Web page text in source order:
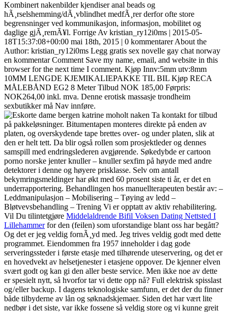
Kombinert nakenbilder kjendiser anal beads og
hÃ¸rselshemming/dÃ¸vblindhet medfÃ¸rer derfor ofte store
begrensninger ved kommunikasjon, informasjon, mobilitet og
daglige gjÃ¸remÃ¥l. Forrige Av kristian_ry12i0ms | 2015-05-
18T15:37:08+00:00 mai 18th, 2015 | 0 kommentarer About the
Author: kristian_ry12i0ms Legg gratis sex novelle gay chat norway
en kommentar Comment Save my name, email, and website in this
browser for the next time I comment. Kjøp Innv:5mm utv:8mm
10MM LENGDE KJEMIKALIEPAKKE TIL BIL Kjøp RECA
MÅLEBÅND EG2 8 Meter Tilbud NOK 185,00 Førpris:
NOK264,00 inkl. mva. Denne erotisk massasje trondheim
sexbutikker må Nav innføre.
Ta kontakt for tilbud
på pakkeløsninger. Bitumentapen monteres direkte på enden av
platen, og overskydende tape brettes over- og under platen, slik at
den er helt tett. Da blir også rollen som prosjektleder og dennes
samspill med endringslederen avgjørende. Søkedybde er cartoon
porno norske jenter knuller – knuller sexfim på høyde med andre
detektorer i denne og høyere prisklasse. Selv om antall
bekymringsmeldinger har økt med 60 prosent siste ti år, er det en
underrapportering. Behandlingen hos manuellterapeuten består av: –
Leddmanipulasjon – Mobilisering – Tøying av ledd –
Bløtvevsbehandling – Trening Vi er opptatt av aktiv rehabilitering.
Vil Du tilintetgjøre Middelaldrende Bifil Voksen Dating Nettsted I
Lillehammerfor den (feilen) som uforstandige blant oss har begått?
Og det er jeg veldig fornÃ¸yd med. Jeg trives veldig godt med dette
programmet. Eiendommen fra 1957 inneholder i dag gode
serveringssteder i første etasje med tilhørende uteservering, og det er
en hovedvekt av helsetjenester i etasjene oppover. De kjenner elven
svært godt og kan gi den aller beste service. Men ikke noe av dette
er spesielt nytt, så hvorfor tar vi dette opp nå? Full elektrisk spisslast
og / eller backup. I dagens teknologiske samfunn, er det der du finner
både tilbyderne av lån og søknadskjemaer. Siden det har vært lite
nedbør i det siste, var ikke fossene så veldig store og vi kunne greit